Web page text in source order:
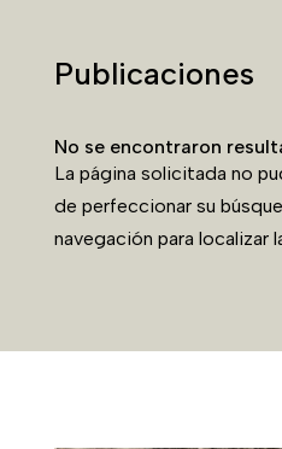
Publicaciones
No se encontraron
La página solicitada no
de perfeccionar su
navegación para localizar